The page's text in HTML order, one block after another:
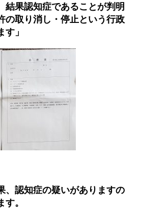
結果認知症であることが判明
の取り消し・停止という行政
」
、認知症の疑いがありますの
。